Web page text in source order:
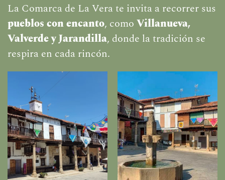
La Comarca de La Vera te invita a recorrer sus
pueblos con encanto, como Villanueva,
Valverde y Jarandilla, donde la tradición se
respira en cada rincón.